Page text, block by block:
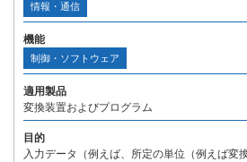
情報・通信
機能
制御・ソフトウェア
適用製品
変換装置およびプログラム
目的
入力データ（例えば、所定の単位（例えば変